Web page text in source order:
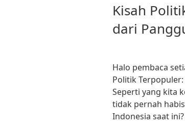
Kisah
dari
Halo pembaca
Politik
Seperti yang kita
tidak pernah
Indonesia saat